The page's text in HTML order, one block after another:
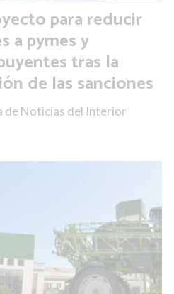
para reducir
a pymes y
tras la
de las sanciones
de Noticias del Interior